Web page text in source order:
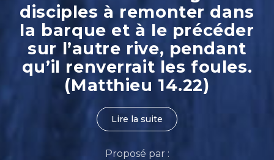
disciples à remonter dans
la barque et à le précéder
sur l’autre rive, pendant
qu’il renverrait les foules.
(Matthieu 14.22)
Lire la suite
Proposé par :